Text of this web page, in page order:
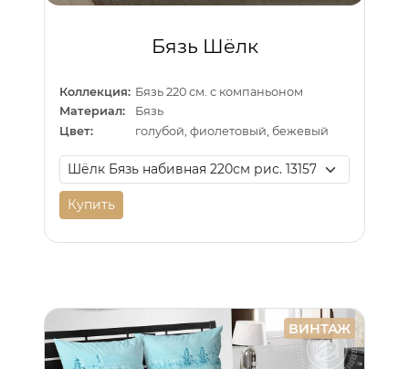
Бязь Шёлк
Коллекция: Бязь 220 см. с компаньоном
Материал:
Бязь
Цвет:
голубой, фиолетовый, бежевый
Купить
ВИНТАЖ